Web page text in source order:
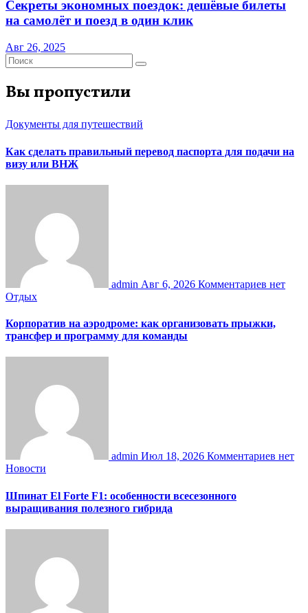
Секреты экономных поездок: дешёвые билеты
на самолёт и поезд в один клик
Авг 26, 2025
Вы пропустили
Документы для путешествий
Как сделать правильный перевод паспорта для подачи на
визу или ВНЖ
admin Авг 6, 2026 Комментариев нет
Отдых
Корпоратив на аэродроме: как организовать прыжки,
трансфер и программу для команды
admin Июл 18, 2026 Комментариев нет
Новости
Шпинат El Forte F1: особенности всесезонного
выращивания полезного гибрида